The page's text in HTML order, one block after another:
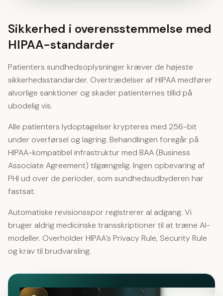
Sikkerhed i overensstemmelse med
HIPAA-standarder
Patienters sundhedsoplysninger kræver de højeste
sikkerhedsstandarder. Overtrædelser af HIPAA medfører
alvorlige sanktioner og skader patienternes tillid på
ubodelig vis.
Alle patienters lydoptagelser krypteres med 256-bit
under overførsel og lagring. Behandlingen foregår på
HIPAA-kompatibel infrastruktur med BAA (Business
Associate Agreement) tilgængelig. Ingen opbevaring af
PHI ud over de perioder, som sundhedsudbyderen har
fastsat.
Automatiske revisionsspor registrerer al adgang. Vi
bruger aldrig medicinske transskriptioner til at træne AI-
modeller. Overholder HIPAA’s Privacy Rule, Security Rule
og krav til brudvarsling.